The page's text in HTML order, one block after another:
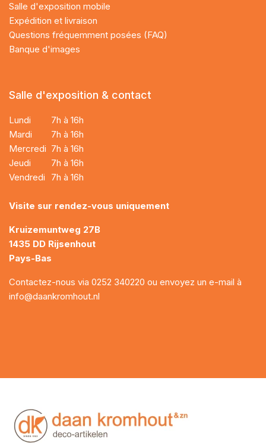
Salle d'exposition mobile
Expédition et livraison
Questions fréquemment posées (FAQ)
Banque d'images
Salle d'exposition & contact
Lundi
7h à 16h
Mardi
7h à 16h
Mercredi 7h à 16h
Jeudi
7h à 16h
Vendredi
7h à 16h
Visite sur rendez-vous uniquement
Kruizemuntweg 27B
1435 DD Rijsenhout
Pays-Bas
Contactez-nous via 0252 340220 ou envoyez un e-mail à
info@daankromhout.nl